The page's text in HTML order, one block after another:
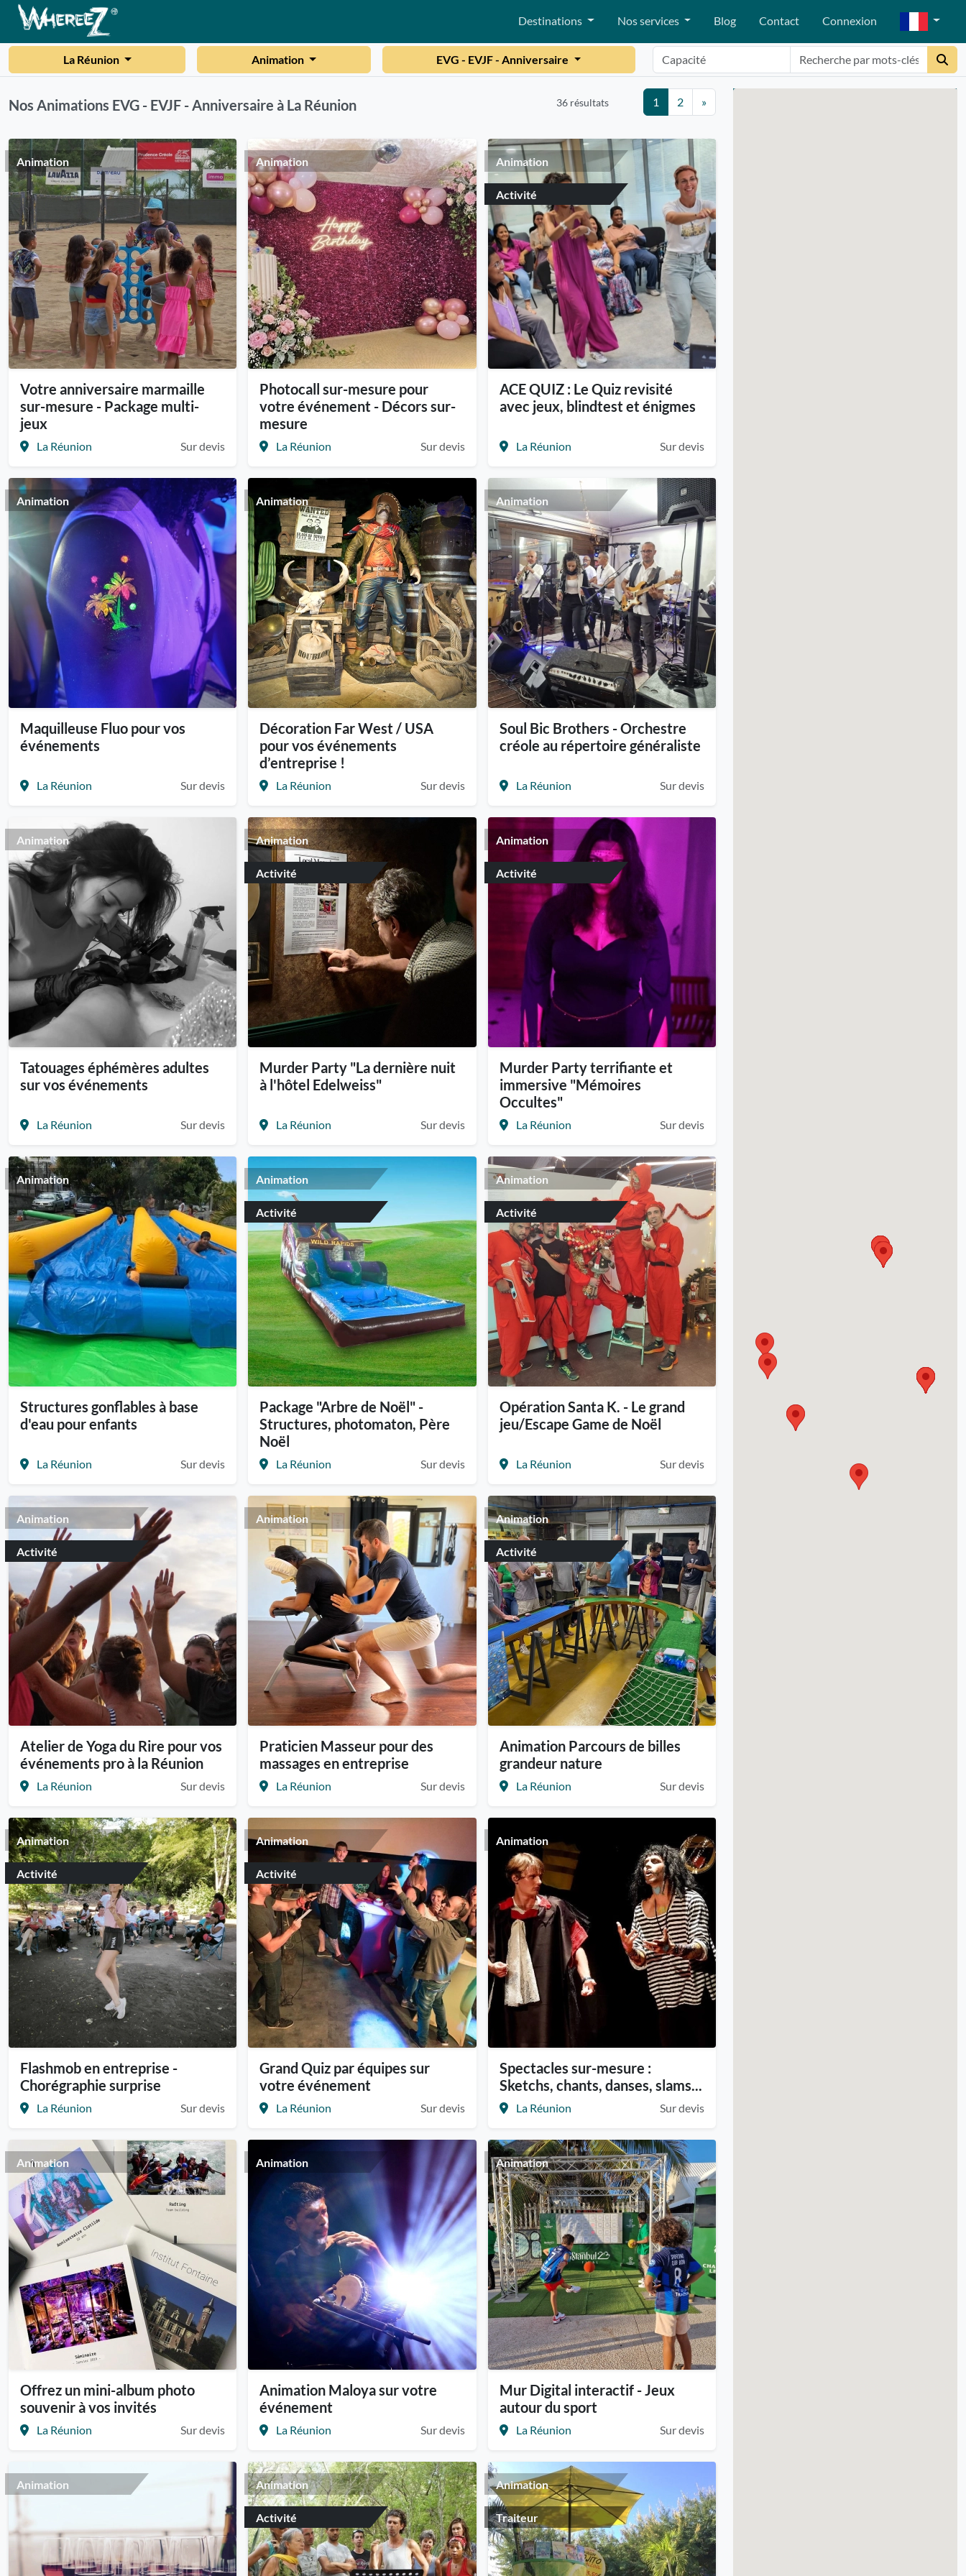
Destinations Nos services Blog Contact Connexion
La Réunion Animation EVG - EVJF - Anniversaire
Nos Animations EVG - EVJF - Anniversaire à La Réunion 36 résultats 1 2 »
Animation
Votre anniversaire marmaille
sur-mesure - Package multi-
jeux
La Réunion Sur devis
Animation
Photocall sur-mesure pour
votre événement - Décors sur-
mesure
La Réunion Sur devis
Animation
Activité
ACE QUIZ : Le Quiz revisité
avec jeux, blindtest et énigmes
La Réunion Sur devis
Animation
Maquilleuse Fluo pour vos
événements
La Réunion Sur devis
Animation
Décoration Far West / USA
pour vos événements
d’entreprise !
La Réunion Sur devis
Animation
Soul Bic Brothers - Orchestre
créole au répertoire généraliste
La Réunion Sur devis
Animation
Tatouages éphémères adultes
sur vos événements
La Réunion Sur devis
Animation
Activité
Murder Party "La dernière nuit
à l'hôtel Edelweiss"
La Réunion Sur devis
Animation
Activité
Murder Party terrifiante et
immersive "Mémoires
Occultes"
La Réunion Sur devis
Animation
Structures gonflables à base
d'eau pour enfants
La Réunion Sur devis
Animation
Activité
Package "Arbre de Noël" -
Structures, photomaton, Père
Noël
La Réunion Sur devis
Animation
Activité
Opération Santa K. - Le grand
jeu/Escape Game de Noël
La Réunion Sur devis
Animation
Activité
Atelier de Yoga du Rire pour vos
événements pro à la Réunion
La Réunion Sur devis
Animation
Praticien Masseur pour des
massages en entreprise
La Réunion Sur devis
Animation
Activité
Animation Parcours de billes
grandeur nature
La Réunion Sur devis
Animation
Activité
Flashmob en entreprise -
Chorégraphie surprise
La Réunion Sur devis
Animation
Activité
Grand Quiz par équipes sur
votre événement
La Réunion Sur devis
Animation
Spectacles sur-mesure :
Sketchs, chants, danses, slams...
La Réunion Sur devis
Animation
Offrez un mini-album photo
souvenir à vos invités
La Réunion Sur devis
Animation
Animation Maloya sur votre
événement
La Réunion Sur devis
Animation
Mur Digital interactif - Jeux
autour du sport
La Réunion Sur devis
Animation Animation
Activité
Animation
Traiteur